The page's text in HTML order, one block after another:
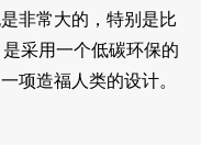
非常大的，特别是比
采用一个低碳环保的
项造福人类的设计。